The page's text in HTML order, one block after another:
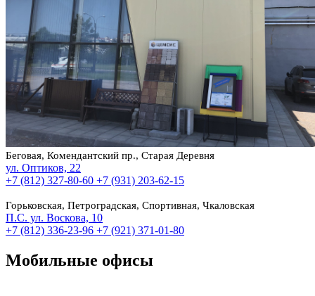
Беговая, Комендантский пр., Старая Деревня
ул. Оптиков, 22
+7 (812) 327-80-60 +7 (931) 203-62-15
Горьковская, Петроградская, Спортивная, Чкаловская
П.С. ул. Воскова, 10
+7 (812) 336-23-96 +7 (921) 371-01-80
Мобильные офисы